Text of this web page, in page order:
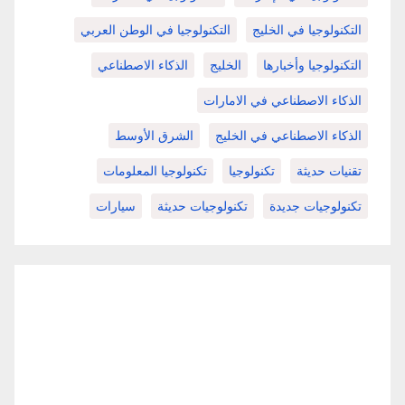
التكنولوجيا في الخليج التكنولوجيا في الوطن العربي
التكنولوجيا وأخبارها الخليج الذكاء الاصطناعي
الذكاء الاصطناعي في الامارات
الذكاء الاصطناعي في الخليج الشرق الأوسط
تقنيات حديثة تكنولوجيا تكنولوجيا المعلومات
تكنولوجيات جديدة تكنولوجيات حديثة سيارات